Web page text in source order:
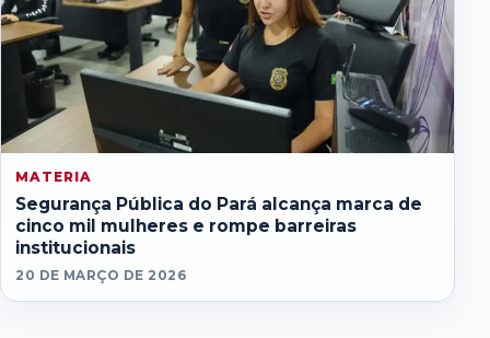
MATERIA
Segurança Pública do Pará alcança marca de
cinco mil mulheres e rompe barreiras
institucionais
20 DE MARÇO DE 2026